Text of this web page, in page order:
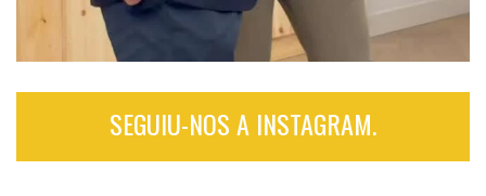
SEGUIU-NOS A INSTAGRAM.